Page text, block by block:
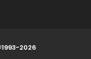
2026